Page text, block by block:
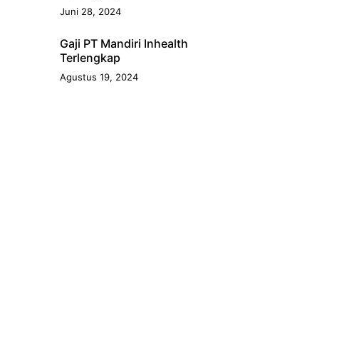
Juni 28, 2024
Gaji PT Mandiri Inhealth
Terlengkap
Agustus 19, 2024